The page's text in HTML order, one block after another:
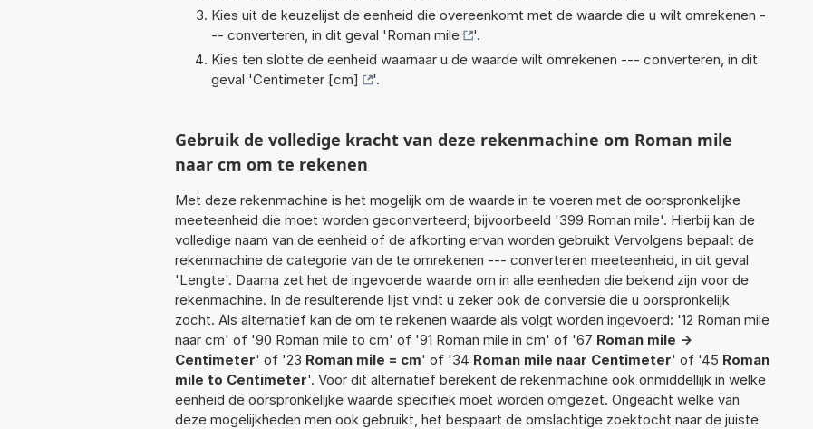
Kies uit de keuzelijst de eenheid die overeenkomt met de waarde die u wilt omrekenen -
-- converteren, in dit geval 'Roman mile
'.
Kies ten slotte de eenheid waarnaar u de waarde wilt omrekenen --- converteren, in dit
geval 'Centimeter [cm] '.
Gebruik de volledige kracht van deze rekenmachine om Roman mile
naar cm om te rekenen
Met deze rekenmachine is het mogelijk om de waarde in te voeren met de oorspronkelijke
meeteenheid die moet worden geconverteerd; bijvoorbeeld '399 Roman mile'. Hierbij kan de
volledige naam van de eenheid of de afkorting ervan worden gebruikt Vervolgens bepaalt de
rekenmachine de categorie van de te omrekenen --- converteren meeteenheid, in dit geval
'Lengte'. Daarna zet het de ingevoerde waarde om in alle eenheden die bekend zijn voor de
rekenmachine. In de resulterende lijst vindt u zeker ook de conversie die u oorspronkelijk
zocht. Als alternatief kan de om te rekenen waarde als volgt worden ingevoerd: '12 Roman mile
naar cm' of '90 Roman mile to cm' of '91 Roman mile in cm' of '67 Roman mile ->
Centimeter' of '23 Roman mile = cm' of '34 Roman mile naar Centimeter' of '45 Roman
mile to Centimeter'. Voor dit alternatief berekent de rekenmachine ook onmiddellijk in welke
eenheid de oorspronkelijke waarde specifiek moet worden omgezet. Ongeacht welke van
deze mogelijkheden men ook gebruikt, het bespaart de omslachtige zoektocht naar de juiste